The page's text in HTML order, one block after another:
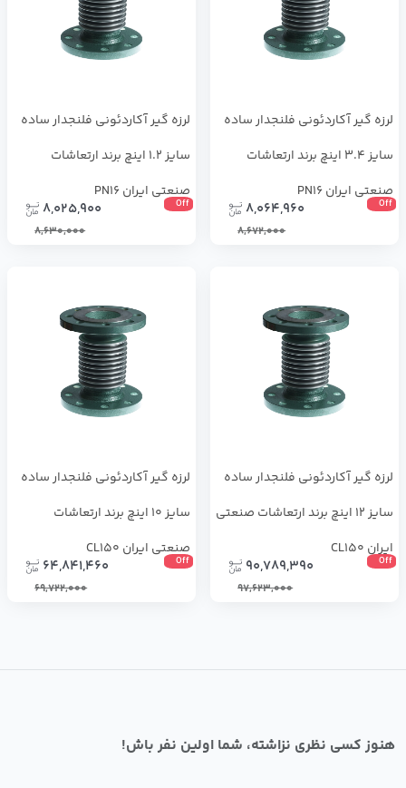
لرزه گیر آکاردئونی فلنجدار ساده
سایز 3.4 اینچ برند ارتعاشات
صنعتی ایران PN16
Off
8,064,960
8,672,000
لرزه گیر آکاردئونی فلنجدار ساده
سایز 1.2 اینچ برند ارتعاشات
صنعتی ایران PN16
Off
8,025,900
8,630,000
لرزه گیر آکاردئونی فلنجدار ساده
سایز 12 اینچ برند ارتعاشات صنعتی
ایران CL150
Off
90,789,390
97,623,000
لرزه گیر آکاردئونی فلنجدار ساده
سایز 10 اینچ برند ارتعاشات
صنعتی ایران CL150
Off
64,841,460
69,722,000
هنوز کسی نظری نزاشته، شما اولین نفر باش!